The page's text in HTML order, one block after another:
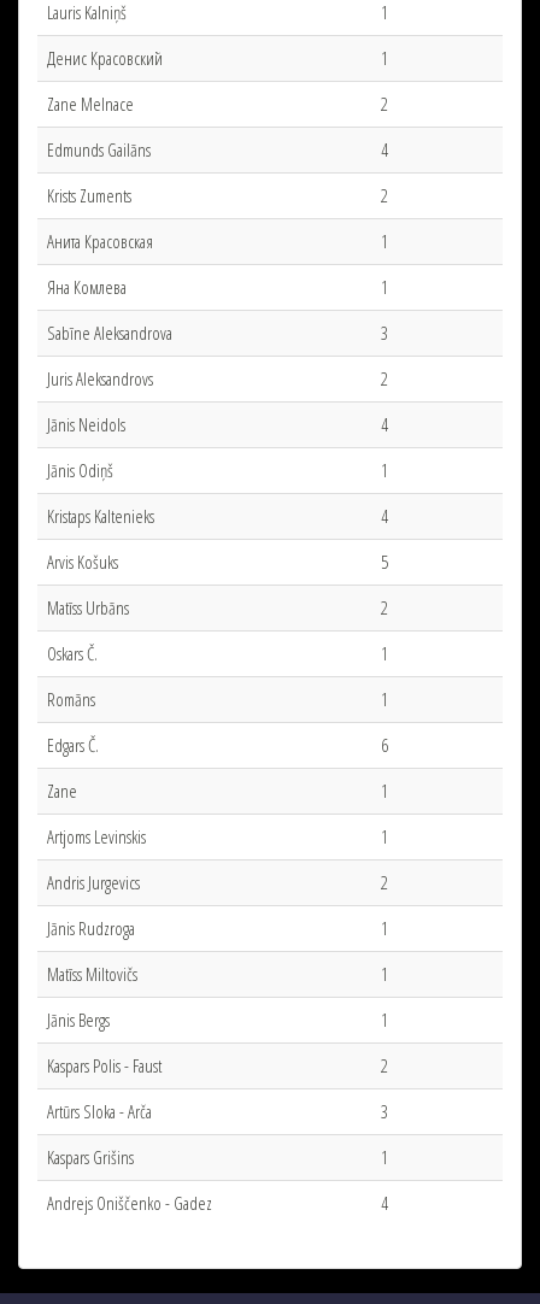
Lauris Kalniņš
1
Денис Красовский
1
Zane Melnace
2
Edmunds Gailāns
4
Krists Zuments
2
Анита Красовская
1
Яна Комлева
1
Sabīne Aleksandrova
3
Juris Aleksandrovs
2
Jānis Neidols
4
Jānis Odiņš
1
Kristaps Kaltenieks
4
Arvis Košuks
5
Matīss Urbāns
2
Oskars Č.
1
Romāns
1
Edgars Č.
6
Zane
1
Artjoms Levinskis
1
Andris Jurgevics
2
Jānis Rudzroga
1
Matīss Miltovičs
1
Jānis Bergs
1
Kaspars Polis - Faust
2
Artūrs Sloka - Arča
3
Kaspars Grišins
1
Andrejs Oniščenko - Gadez
4